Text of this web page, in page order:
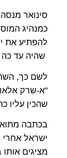
סינואר
כמנהיג
להפתיע את
שהיה עד כה
לשם כך,
"א-שרק
שהכין עליו
בכתבה
מציגים